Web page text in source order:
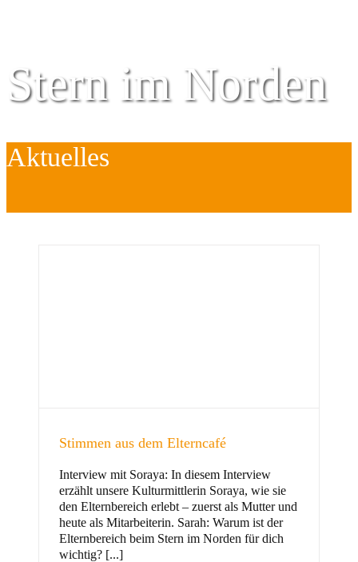
Stern im Norden
Zentrum für
und Familie
Aktuelles
Stimmen aus dem Elterncafé
Interview mit Soraya: In diesem Interview
erzählt unsere Kulturmittlerin Soraya, wie sie
den Elternbereich erlebt – zuerst als Mutter und
heute als Mitarbeiterin. Sarah: Warum ist der
Elternbereich beim Stern im Norden für dich
wichtig? [...]